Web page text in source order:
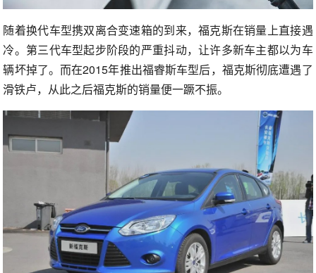
随着换代车型携双离合变速箱的到来，福克斯在销量上直接遇
冷。第三代车型起步阶段的严重抖动，让许多新车主都以为车
辆坏掉了。而在2015年推出福睿斯车型后，福克斯彻底遭遇了
滑铁卢，从此之后福克斯的销量便一蹶不振。